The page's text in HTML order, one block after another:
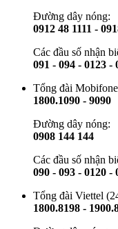
Đường dây nóng:
0912 48 1111 -
Các đầu số nhận
091 - 094 - 0123 -
Tổng đài
1800.1090 - 9090
Đường dây nóng:
0908 144 144
Các đầu số nhận
090 - 093 - 0120 -
Tổng đài Viettel
1800.8198 -